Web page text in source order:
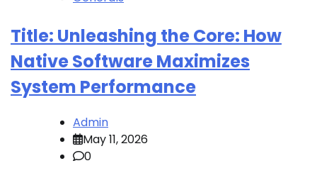
Title: Unleashing the Core: How
Native Software Maximizes
System Performance
Admin
May 11, 2026
0